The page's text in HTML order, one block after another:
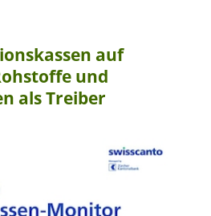
auf
und
als Treiber